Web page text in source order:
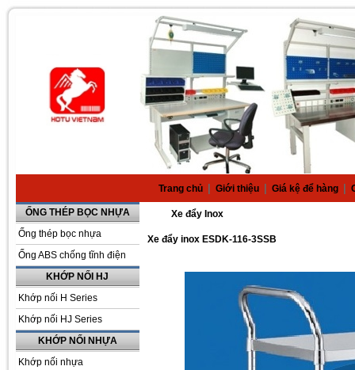
Trang chủ Giới thiệu Giá kệ để hàng
ỐNG THÉP BỌC NHỰA
Ống thép bọc nhựa
Ống ABS chống tĩnh điện
KHỚP NỐI HJ
Khớp nối H Series
Khớp nối HJ Series
KHỚP NỐI NHỰA
Khớp nối nhựa
Xe đẩy Inox
Xe đẩy inox ESDK-116-3SSB